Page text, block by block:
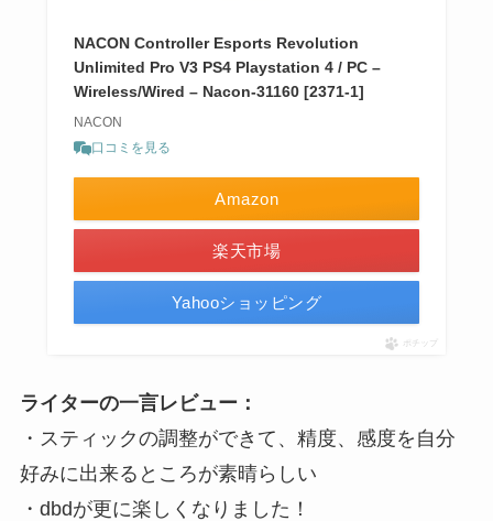
NACON Controller Esports Revolution
Unlimited Pro V3 PS4 Playstation 4 / PC –
Wireless/Wired – Nacon-31160 [2371-1]
NACON
口コミを見る
Amazon
楽天市場
Yahooショッピング
ポチップ
ライターの一言レビュー：
・スティックの調整ができて、精度、感度を自分
好みに出来るところが素晴らしい
・dbdが更に楽しくなりました！